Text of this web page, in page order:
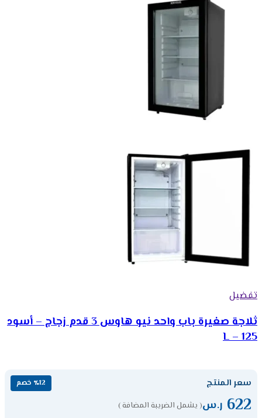
تفضيل
ثلاجة صغيرة باب واحد نيو هاوس 3 قدم زجاج – أسود
125 – L
سعر المنتج ٪12 خصم
622 ر.س( يشمل الضريبة المضافة )